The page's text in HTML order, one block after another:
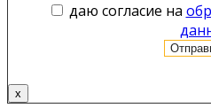
даю согласие на
x